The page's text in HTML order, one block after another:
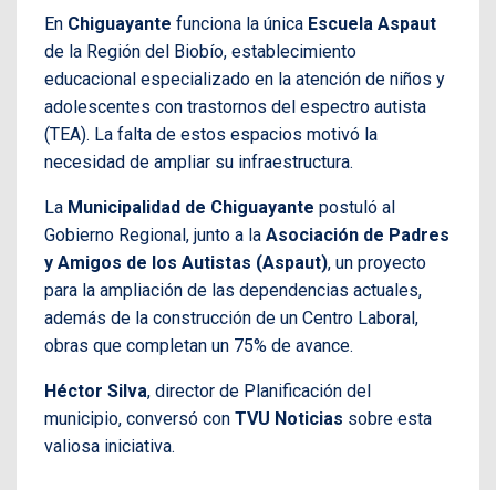
En Chiguayante funciona la única Escuela Aspaut
de la Región del Biobío, establecimiento
educacional especializado en la atención de niños y
adolescentes con trastornos del espectro autista
(TEA). La falta de estos espacios motivó la
necesidad de ampliar su infraestructura.
La Municipalidad de Chiguayante postuló al
Gobierno Regional, junto a la Asociación de Padres
y Amigos de los Autistas (Aspaut), un proyecto
para la ampliación de las dependencias actuales,
además de la construcción de un Centro Laboral,
obras que completan un 75% de avance.
Héctor Silva, director de Planificación del
municipio, conversó con TVU Noticias sobre esta
valiosa iniciativa.